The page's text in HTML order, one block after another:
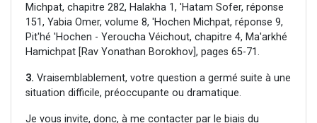
Michpat, chapitre 282, Halakha 1, 'Hatam Sofer, réponse
151, Yabia Omer, volume 8, 'Hochen Michpat, réponse 9,
Pit'hé 'Hochen - Yeroucha Véichout, chapitre 4, Ma'arkhé
Hamichpat [Rav Yonathan Borokhov], pages 65-71.
3. Vraisemblablement, votre question a germé suite à une
situation difficile, préoccupante ou dramatique.
Je vous invite, donc, à me contacter par le biais du